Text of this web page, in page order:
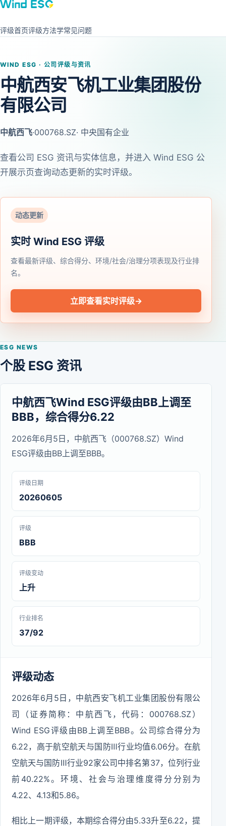
评级首页评级方法学常见问题
WIND ESG · 公司评级与资讯
中航西安飞机工业集团股份
有限公司
中航西飞·000768.SZ· 中央国有企业
查看公司 ESG 资讯与实体信息，并进入 Wind ESG 公
开展示页查询动态更新的实时评级。
动态更新
实时 Wind ESG 评级
查看最新评级、综合得分、环境/社会/治理分项表现及行业排
名。
立即查看实时评级→
ESG NEWS
个股 ESG 资讯
中航西飞Wind ESG评级由BB上调至
BBB，综合得分6.22
2026年6月5日，中航西飞（000768.SZ）Wind
ESG评级由BB上调至BBB。
评级日期
20260605
评级
BBB
评级变动
上升
行业排名
37/92
评级动态
2026年6月5日，中航西安飞机工业集团股份有限公
司（证券简称：中航西飞，代码：000768.SZ）
Wind ESG评级由BB上调至BBB。公司综合得分为
6.22，高于航空航天与国防Ⅲ行业均值6.06分。在航
空航天与国防Ⅲ行业92家公司中排名第37，位列行业
前40.22%。环境、社会与治理维度得分分别为
4.22、4.13和5.86。
相比上一期评级，本期综合得分由5.33升至6.22，提